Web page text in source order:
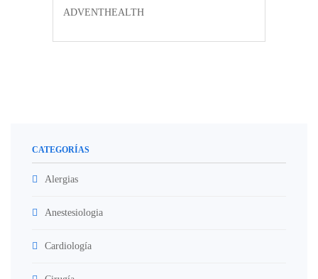
ADVENTHEALTH
CATEGORÍAS
Alergias
Anestesiologia
Cardiología